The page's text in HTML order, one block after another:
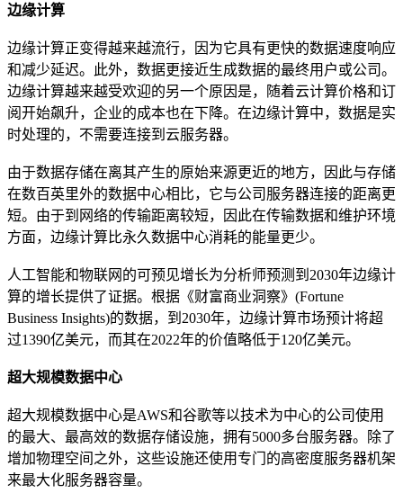
边缘计算
边缘计算正变得越来越流行，因为它具有更快的数据速度响应
和减少延迟。此外，数据更接近生成数据的最终用户或公司。
边缘计算越来越受欢迎的另一个原因是，随着云计算价格和订
阅开始飙升，企业的成本也在下降。在边缘计算中，数据是实
时处理的，不需要连接到云服务器。
由于数据存储在离其产生的原始来源更近的地方，因此与存储
在数百英里外的数据中心相比，它与公司服务器连接的距离更
短。由于到网络的传输距离较短，因此在传输数据和维护环境
方面，边缘计算比永久数据中心消耗的能量更少。
人工智能和物联网的可预见增长为分析师预测到2030年边缘计
算的增长提供了证据。根据《财富商业洞察》(Fortune
Business Insights)的数据，到2030年，边缘计算市场预计将超
过1390亿美元，而其在2022年的价值略低于120亿美元。
超大规模数据中心
超大规模数据中心是AWS和谷歌等以技术为中心的公司使用
的最大、最高效的数据存储设施，拥有5000多台服务器。除了
增加物理空间之外，这些设施还使用专门的高密度服务器机架
来最大化服务器容量。